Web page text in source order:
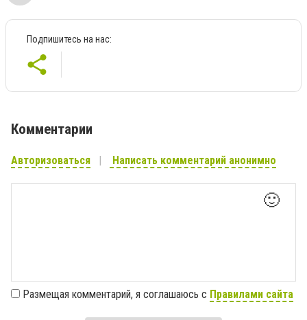
Подпишитесь на нас:
Комментарии
Авторизоваться Написать комментарий анонимно
🙂
Размещая комментарий, я соглашаюсь с Правилами сайта